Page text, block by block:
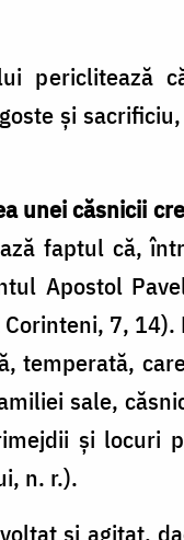
periclitează
și
unei căsnicii
faptul că,
Apostol
7,
temperată,
sale,
și locuri
n. r.).
și agitat,